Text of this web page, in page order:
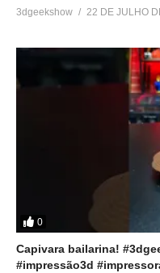
3dgeekshow 22 DE JULHO
0
Capivara bailarina!
#impressão3d